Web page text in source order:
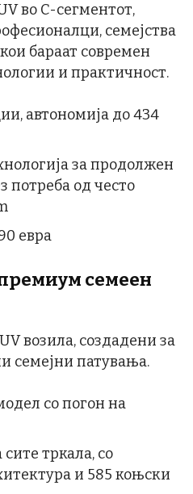
во C-сегментот,
семејства
бараат современ
и практичност.
автономија до 434
за продолжен
потреба од често
евра
семеен
возила, создадени за
семејни патувања.
со погон на
тркала, со
и 585 коњски